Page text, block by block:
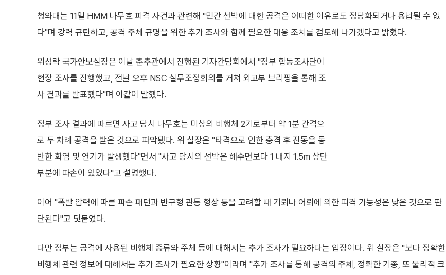
청와대는 11일 HMM 나무호 피격 사건과 관련해 "민간 선박에 대한 공격은 어떠한 이유로도 정당화되거나 용납될 수 없
다"며 강력 규탄하고, 공격 주체 규명을 위한 추가 조사와 함께 필요한 대응 조치를 검토해 나가겠다고 밝혔다.
위성락 국가안보실장은 이날 춘추관에서 진행된 기자간담회에서 "정부 합동조사단이
현장 조사를 진행했고, 전날 오후 NSC 실무조정회의를 거쳐 외교부 브리핑을 통해 조
사 결과를 발표했다"며 이같이 말했다.
정부 조사 결과에 따르면 사고 당시 나무호는 미상의 비행체 2기로부터 약 1분 간격으
로 두 차례 공격을 받은 것으로 파악됐다. 위 실장은 "타격으로 인한 충격 후 진동을 동
반한 화염 및 연기가 발생했다"면서 "사고 당시의 선박은 해수면보다 1 내지 1.5m 상단
부분에 파손이 있었다"고 설명했다.
이어 "폭발 압력에 따른 파손 패턴과 반구형 관통 형상 등을 고려할 때 기뢰나 어뢰에 의한 피격 가능성은 낮은 것으로 판
단된다"고 덧붙였다.
다만 정부는 공격에 사용된 비행체 종류와 주체 등에 대해서는 추가 조사가 필요하다는 입장이다. 위 실장은 "보다 정확한
비행체 관련 정보에 대해서는 추가 조사가 필요한 상황"이라며 "추가 조사를 통해 공격의 주체, 정확한 기종, 또 물리적 크